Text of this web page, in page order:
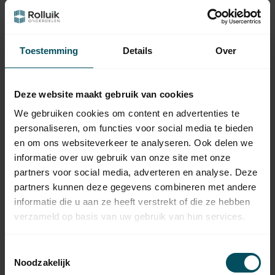
Toestemming Details Over
Deze website maakt gebruik van cookies
We gebruiken cookies om content en advertenties te
personaliseren, om functies voor social media te bieden
en om ons websiteverkeer te analyseren. Ook delen we
informatie over uw gebruik van onze site met onze
partners voor social media, adverteren en analyse. Deze
partners kunnen deze gegevens combineren met andere
informatie die u aan ze heeft verstrekt of die ze hebben
verzameld op basis van uw gebruik van hun services.
Noodzakelijk
Auf Lager
SIMU
Blindhalterung 125 bis 165
Auf Lager
SIMU
Simu Motorlager Simu T5
Standard + Montagesatz
Auf Lager
8,95
SIMU
Simu 1-Kanal HZ-
Handsender
Auf Lager
39,95
Simu 5-Kanal-HZ- 54,95